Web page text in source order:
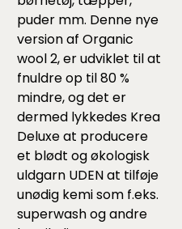
puder mm. Denne nye
version af Organic
wool 2, er udviklet til at
fnuldre op til 80 %
mindre, og det er
dermed lykkedes Krea
Deluxe at producere
et blødt og økologisk
uldgarn UDEN at tilføje
unødig kemi som f.eks.
superwash og andre